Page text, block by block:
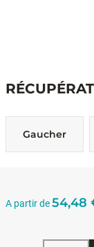
Gaucher
A partir de54,48
Quantité